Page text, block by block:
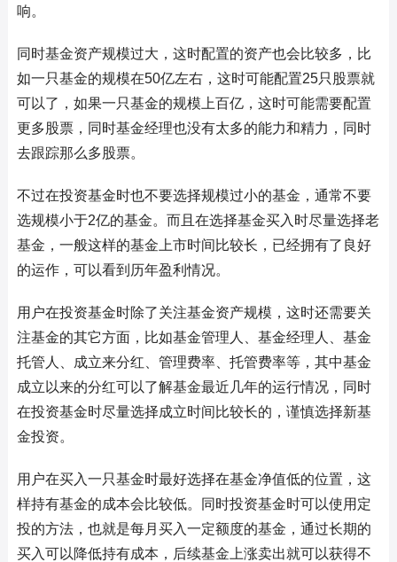
响。
同时基金资产规模过大，这时配置的资产也会比较多，比
如一只基金的规模在50亿左右，这时可能配置25只股票就
可以了，如果一只基金的规模上百亿，这时可能需要配置
更多股票，同时基金经理也没有太多的能力和精力，同时
去跟踪那么多股票。
不过在投资基金时也不要选择规模过小的基金，通常不要
选规模小于2亿的基金。而且在选择基金买入时尽量选择老
基金，一般这样的基金上市时间比较长，已经拥有了良好
的运作，可以看到历年盈利情况。
用户在投资基金时除了关注基金资产规模，这时还需要关
注基金的其它方面，比如基金管理人、基金经理人、基金
托管人、成立来分红、管理费率、托管费率等，其中基金
成立以来的分红可以了解基金最近几年的运行情况，同时
在投资基金时尽量选择成立时间比较长的，谨慎选择新基
金投资。
用户在买入一只基金时最好选择在基金净值低的位置，这
样持有基金的成本会比较低。同时投资基金时可以使用定
投的方法，也就是每月买入一定额度的基金，通过长期的
买入可以降低持有成本，后续基金上涨卖出就可以获得不